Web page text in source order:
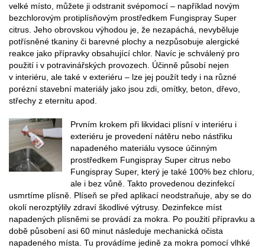
velké místo, můžete ji odstranit svépomocí – například novým
bezchlorovým protiplísňovým prostředkem Fungispray Super
citrus. Jeho obrovskou výhodou je, že nezapáchá, nevyběluje
potřísněné tkaniny či barevné plochy a nezpůsobuje alergické
reakce jako přípravky obsahující chlor. Navíc je schválený pro
použití i v potravinářských provozech. Účinně působí nejen
v interiéru, ale také v exteriéru – lze jej použít tedy i na různé
porézní stavební materiály jako jsou zdi, omítky, beton, dřevo,
střechy z eternitu apod.
Prvním krokem při likvidaci plísní v interiéru i
exteriéru je provedení nátěru nebo nástřiku
napadeného materiálu vysoce účinným
prostředkem Fungispray Super citrus nebo
Fungispray Super, který je také 100% bez chloru,
ale i bez vůně. Takto provedenou dezinfekcí
usmrtíme plísně. Plíseň se před aplikací neodstraňuje, aby se do
okolí nerozptýlily zdraví škodlivé výtrusy. Dezinfekce míst
napadených plísněmi se provádí za mokra. Po použití přípravku a
době působení asi 60 minut následuje mechanická očista
napadeného místa. Tu provádíme jedině za mokra pomocí vlhké